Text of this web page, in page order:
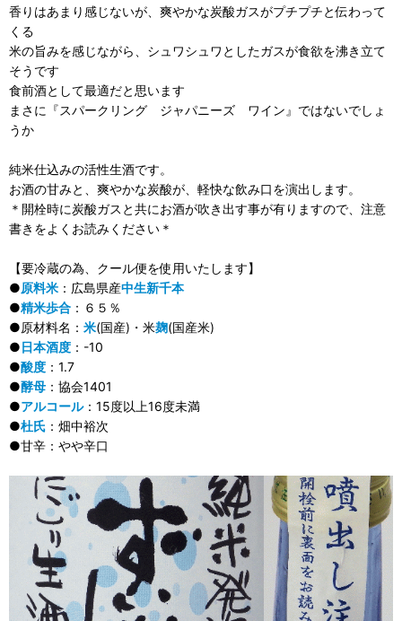
香りはあまり感じないが、爽やかな炭酸ガスがプチプチと伝わって
くる
米の旨みを感じながら、シュワシュワとしたガスが食欲を沸き立て
そうです
食前酒として最適だと思います
まさに『スパークリング ジャパニーズ ワイン』ではないでしょ
うか
純米仕込みの活性生酒です。
お酒の甘みと、爽やかな炭酸が、軽快な飲み口を演出します。
＊開栓時に炭酸ガスと共にお酒が吹き出す事が有りますので、注意
書きをよくお読みください＊
【要冷蔵の為、クール便を使用いたします】
●原料米 ：広島県産中生新千本
●精米歩合 ：６５％
●原材料名： 米(国産)・米麹(国産米)
●日本酒度 ：-10
●酸度 ：1.7
●酵母 ：協会1401
●アルコール：15度以上16度未満
●杜氏 ：畑中裕次
●甘辛：やや辛口